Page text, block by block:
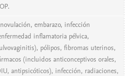
embarazo, infección
inflamatoria pélvica,
pólipos, fibromas uterinos,
(incluidos anticonceptivos orales,
antipsicóticos), infección, radiaciones,